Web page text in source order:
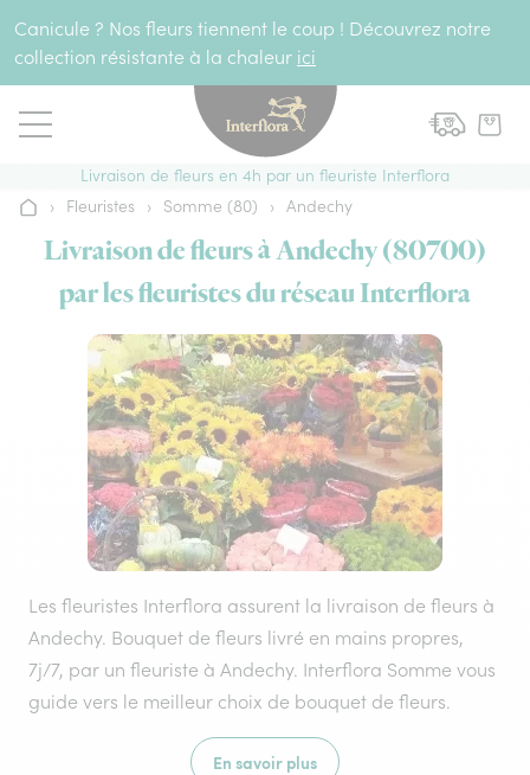
Canicule ? Nos fleurs tiennent le coup ! Découvrez notre
collection résistante à la chaleur ici
Livraison de fleurs en 4h par un fleuriste Interflora
Accueil
› Fleuristes › Somme (80) › Andechy
Livraison de fleurs à Andechy (80700)
par les fleuristes du réseau Interflora
Les fleuristes Interflora assurent la livraison de fleurs à
Andechy. Bouquet de fleurs livré en mains propres,
7j/7, par un fleuriste à Andechy. Interflora Somme vous
guide vers le meilleur choix de bouquet de fleurs.
En savoir plus